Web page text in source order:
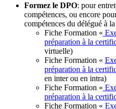
Formez le DPO: pour
compétences, ou encore
compétences du délégué à
Fiche Formation «
préparation à la
virtuelle)
Fiche Formation «
préparation à la
en inter ou en intra)
Fiche Formation «
préparation à la
Fiche Formation «